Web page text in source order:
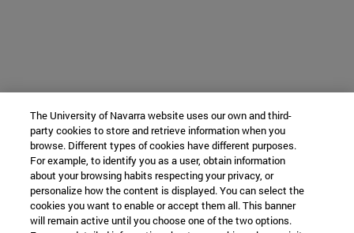
The University of Navarra website uses our own and third-
party cookies to store and retrieve information when you
browse. Different types of cookies have different purposes.
For example, to identify you as a user, obtain information
about your browsing habits respecting your privacy, or
personalize how the content is displayed. You can select the
cookies you want to enable or accept them all. This banner
will remain active until you choose one of the two options.